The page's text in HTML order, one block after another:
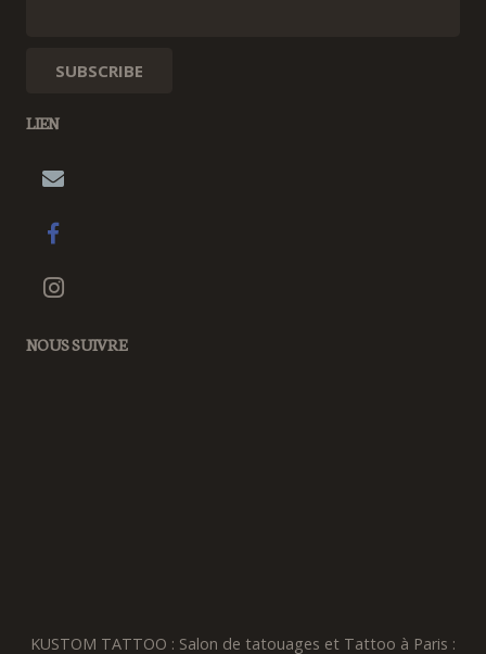
LIEN
NOUS SUIVRE
KUSTOM TATTOO : Salon de tatouages et Tattoo à Paris :